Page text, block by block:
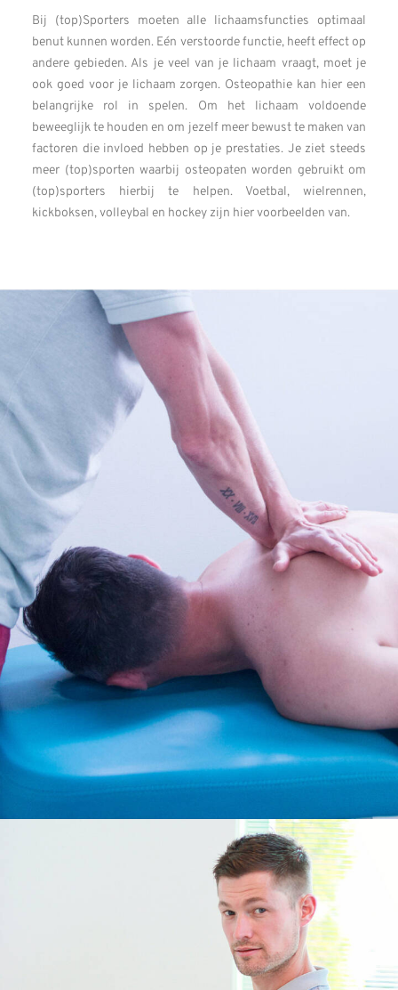
Bij (top)Sporters moeten alle lichaamsfuncties optimaal
benut kunnen worden. Eén verstoorde functie, heeft effect op
andere gebieden. Als je veel van je lichaam vraagt, moet je
ook goed voor je lichaam zorgen. Osteopathie kan hier een
belangrijke rol in spelen. Om het lichaam voldoende
beweeglijk te houden en om jezelf meer bewust te maken van
factoren die invloed hebben op je prestaties. Je ziet steeds
meer (top)sporten waarbij osteopaten worden gebruikt om
(top)sporters hierbij te helpen. Voetbal, wielrennen,
kickboksen, volleybal en hockey zijn hier voorbeelden van.